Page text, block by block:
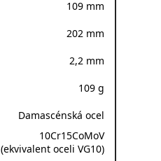
109 mm
202 mm
2,2 mm
109 g
Damascénská ocel
10Cr15CoMoV
(ekvivalent oceli VG10)